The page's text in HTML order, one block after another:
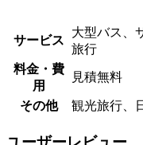
サービス
大型バス、
旅行
料金・費
用
見積無料
その他 観光旅行、